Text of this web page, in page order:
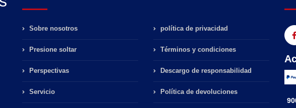
Sobre nosotros
Presione soltar
Perspectivas
Servicio
política de privacidad
Términos y condiciones
Descargo de responsabilidad
Política de devoluciones